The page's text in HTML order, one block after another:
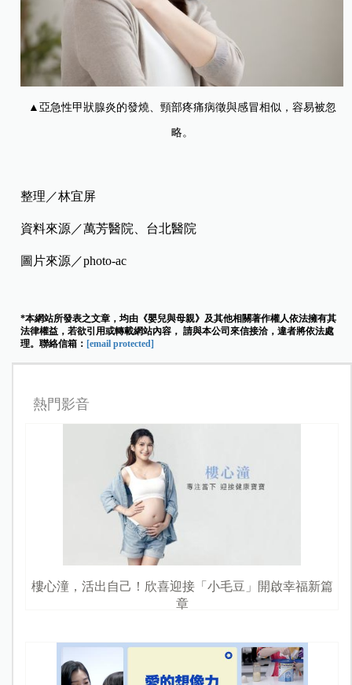
▲亞急性甲狀腺炎的發燒、頸部疼痛病徵與感冒相似，容易被忽
略。
整理／林宜屏
資料來源／萬芳醫院、台北醫院
圖片來源／photo-ac
*本網站所發表之文章，均由《嬰兒與母親》及其他相關著作權人依法擁有其
法律權益，若欲引用或轉載網站內容， 請與本公司來信接洽，違者將依法處
理。聯絡信箱： [email protected]
熱門影音
樓心潼，活出自己！欣喜迎接「小毛豆」開啟幸福新篇
章